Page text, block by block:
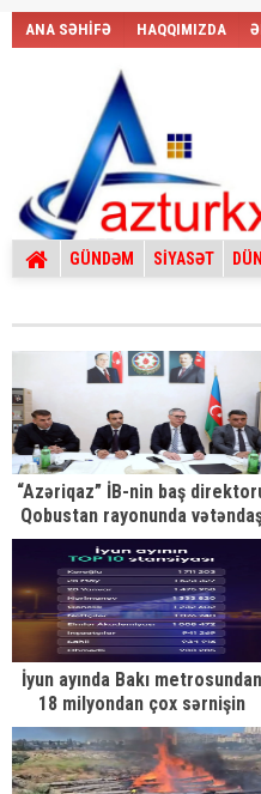
ANA SƏHİFƏ HAQQIMIZDA
GÜNDƏM SİYASƏT
“Azəriqaz” İB-nin baş
Qobustan rayonunda
qəbulu keçirib
İyun ayında Bakı metrosundan
18 milyondan çox sərnişin
istifadə edib